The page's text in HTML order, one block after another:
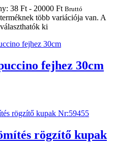
38 Ft - 20000 Ft Bruttó
több variációja van. A
ki
fejhez 30cm
rögzítő kupak